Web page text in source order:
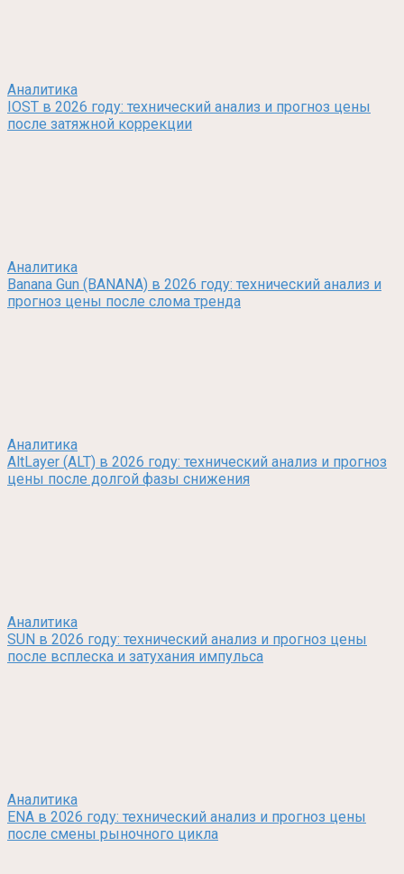
Аналитика
IOST в 2026 году: технический анализ и прогноз цены
после затяжной коррекции
Аналитика
Banana Gun (BANANA) в 2026 году: технический анализ и
прогноз цены после слома тренда
Аналитика
AltLayer (ALT) в 2026 году: технический анализ и прогноз
цены после долгой фазы снижения
Аналитика
SUN в 2026 году: технический анализ и прогноз цены
после всплеска и затухания импульса
Аналитика
ENA в 2026 году: технический анализ и прогноз цены
после смены рыночного цикла